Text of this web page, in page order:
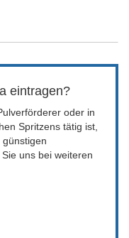
eintragen?
oder in
Spritzens tätig ist,
uns bei weiteren